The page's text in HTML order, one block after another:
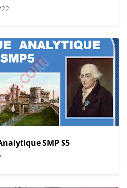
SMP S5